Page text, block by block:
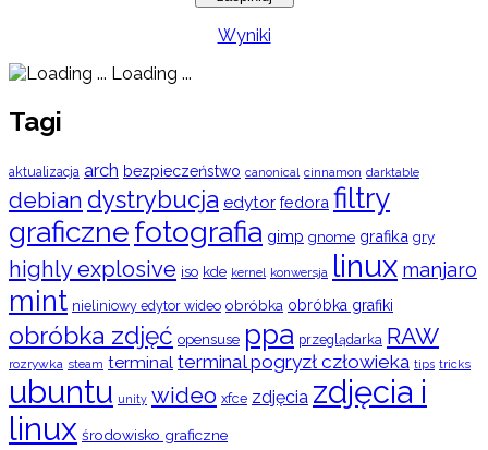
Wyniki
Loading ...
Tagi
aktualizacja arch bezpieczeństwo canonical cinnamon darktable
debian dystrybucja edytor fedora filtry
graficznefotografia gimp gnome grafika gry
highly explosive iso kde kernel konwersja linux manjaro
mint nieliniowy edytor wideo obróbka obróbka grafiki
obróbka zdjęć opensuse ppa przeglądarka RAW
rozrywka steam terminal terminal pogryzł człowieka tips tricks
ubuntu unity wideo xfce zdjęcia zdjęcia i
linux środowisko graficzne